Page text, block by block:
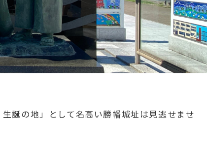
誕の地」として名高い勝幡城址は見逃せませ